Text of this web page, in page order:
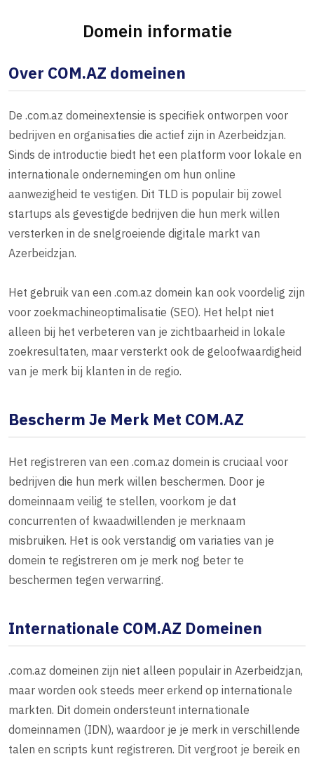
Domein informatie
Over COM.AZ domeinen
De .com.az domeinextensie is specifiek ontworpen voor
bedrijven en organisaties die actief zijn in Azerbeidzjan.
Sinds de introductie biedt het een platform voor lokale en
internationale ondernemingen om hun online
aanwezigheid te vestigen. Dit TLD is populair bij zowel
startups als gevestigde bedrijven die hun merk willen
versterken in de snelgroeiende digitale markt van
Azerbeidzjan.
Het gebruik van een .com.az domein kan ook voordelig zijn
voor zoekmachineoptimalisatie (SEO). Het helpt niet
alleen bij het verbeteren van je zichtbaarheid in lokale
zoekresultaten, maar versterkt ook de geloofwaardigheid
van je merk bij klanten in de regio.
Bescherm Je Merk Met COM.AZ
Het registreren van een .com.az domein is cruciaal voor
bedrijven die hun merk willen beschermen. Door je
domeinnaam veilig te stellen, voorkom je dat
concurrenten of kwaadwillenden je merknaam
misbruiken. Het is ook verstandig om variaties van je
domein te registreren om je merk nog beter te
beschermen tegen verwarring.
Internationale COM.AZ Domeinen
.com.az domeinen zijn niet alleen populair in Azerbeidzjan,
maar worden ook steeds meer erkend op internationale
markten. Dit domein ondersteunt internationale
domeinnamen (IDN), waardoor je je merk in verschillende
talen en scripts kunt registreren. Dit vergroot je bereik en